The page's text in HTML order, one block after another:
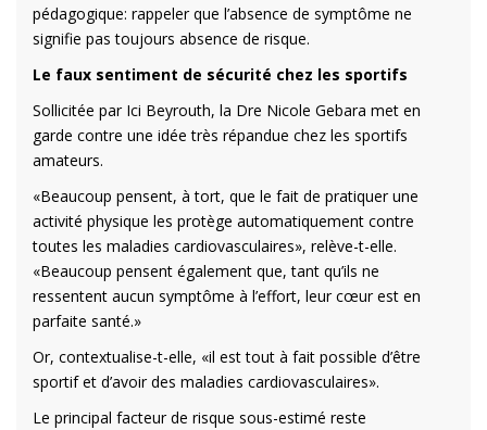
pédagogique: rappeler que l’absence de symptôme ne
signifie pas toujours absence de risque.
Le faux sentiment de sécurité chez les sportifs
Sollicitée par Ici Beyrouth, la Dre Nicole Gebara met en
garde contre une idée très répandue chez les sportifs
amateurs.
«Beaucoup pensent, à tort, que le fait de pratiquer une
activité physique les protège automatiquement contre
toutes les maladies cardiovasculaires», relève-t-elle.
«Beaucoup pensent également que, tant qu’ils ne
ressentent aucun symptôme à l’effort, leur cœur est en
parfaite santé.»
Or, contextualise-t-elle, «il est tout à fait possible d’être
sportif et d’avoir des maladies cardiovasculaires».
Le principal facteur de risque sous-estimé reste